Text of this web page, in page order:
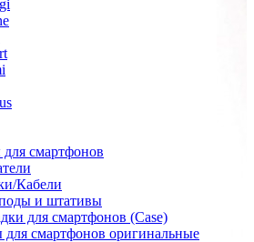
смартфонов
Кабели
и штативы
для смартфонов (Case)
для смартфонов оригинальные